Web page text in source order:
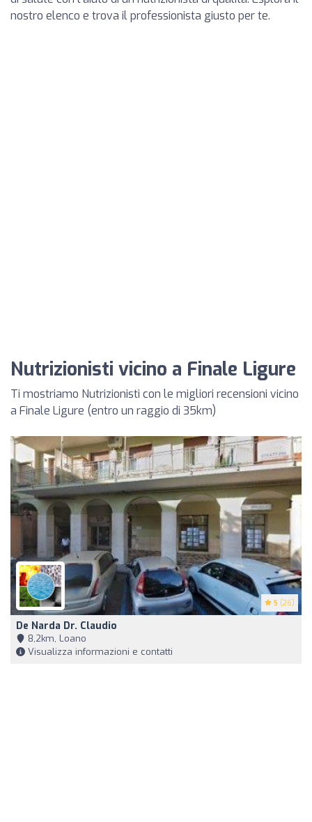
nostro elenco e trova il professionista giusto per te.
Nutrizionisti vicino a Finale Ligure
Ti mostriamo Nutrizionisti con le migliori recensioni vicino
a Finale Ligure (entro un raggio di 35km)
5 (26)
De Narda Dr. Claudio
8,2km, Loano
Visualizza informazioni e contatti